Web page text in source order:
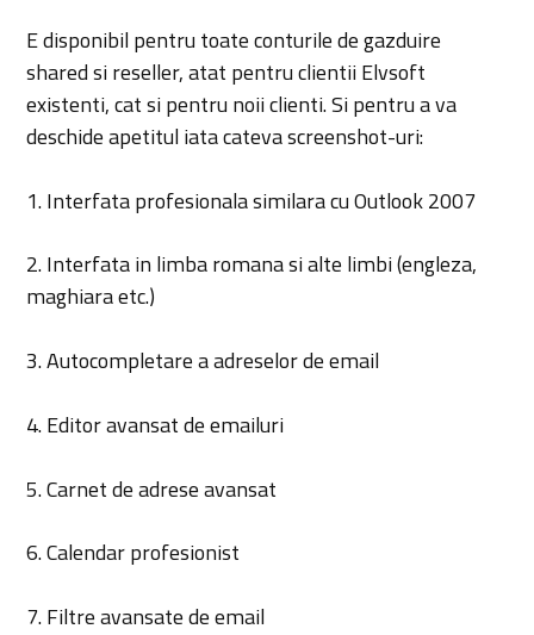
E disponibil pentru toate conturile de gazduire
shared si reseller, atat pentru clientii Elvsoft
existenti, cat si pentru noii clienti. Si pentru a va
deschide apetitul iata cateva screenshot-uri:
1. Interfata profesionala similara cu Outlook 2007
2. Interfata in limba romana si alte limbi (engleza,
maghiara etc.)
3. Autocompletare a adreselor de email
4. Editor avansat de emailuri
5. Carnet de adrese avansat
6. Calendar profesionist
7. Filtre avansate de email